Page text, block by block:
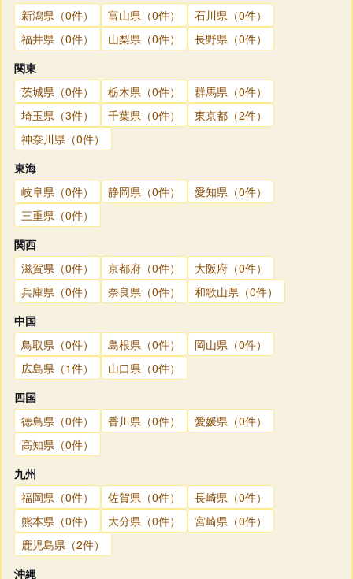
新潟県（0件）
富山県（0件）
石川県（0件）
福井県（0件）
山梨県（0件）
長野県（0件）
関東
茨城県（0件）
栃木県（0件）
群馬県（0件）
埼玉県（3件）
千葉県（0件）
東京都（2件）
神奈川県（0件）
東海
岐阜県（0件）
静岡県（0件）
愛知県（0件）
三重県（0件）
関西
滋賀県（0件）
京都府（0件）
大阪府（0件）
兵庫県（0件）
奈良県（0件）
和歌山県（0件）
中国
鳥取県（0件）
島根県（0件）
岡山県（0件）
広島県（1件）
山口県（0件）
四国
徳島県（0件）
香川県（0件）
愛媛県（0件）
高知県（0件）
九州
福岡県（0件）
佐賀県（0件）
長崎県（0件）
熊本県（0件）
大分県（0件）
宮崎県（0件）
鹿児島県（2件）
沖縄